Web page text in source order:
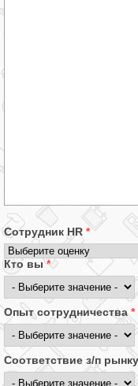
Сотрудник HR *
Кто вы*
Опыт сотрудничества*
Соответствие з/п